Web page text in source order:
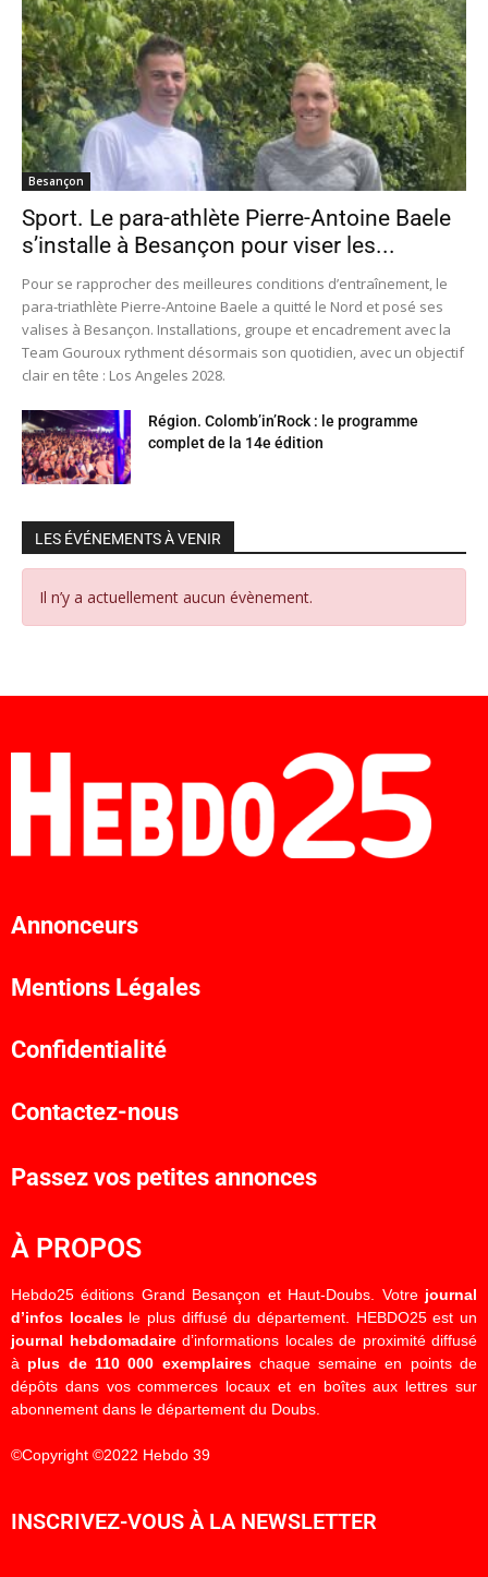
Besançon
Sport. Le para-athlète Pierre-Antoine Baele
s’installe à Besançon pour viser les...
Pour se rapprocher des meilleures conditions d’entraînement, le
para-triathlète Pierre-Antoine Baele a quitté le Nord et posé ses
valises à Besançon. Installations, groupe et encadrement avec la
Team Gouroux rythment désormais son quotidien, avec un objectif
clair en tête : Los Angeles 2028.
Région. Colomb’in’Rock : le programme
complet de la 14e édition
LES ÉVÉNEMENTS À VENIR
Il n’y a actuellement aucun évènement.
Annonceurs
Mentions Légales
Confidentialité
Contactez-nous
Passez vos petites annonces
À PROPOS
Hebdo25 éditions Grand Besançon et Haut-Doubs. Votre journal
d’infos localesle plus diffusé du département. HEBDO25 est un
journal hebdomadaired’informations locales de proximité diffusé
à plus de 110 000 exemplaireschaque semaine en points de
dépôts dans vos commerces locaux et en boîtes aux lettres sur
abonnement dans le département du Doubs.
©Copyright ©2022 Hebdo 39
INSCRIVEZ-VOUS À LA NEWSLETTER